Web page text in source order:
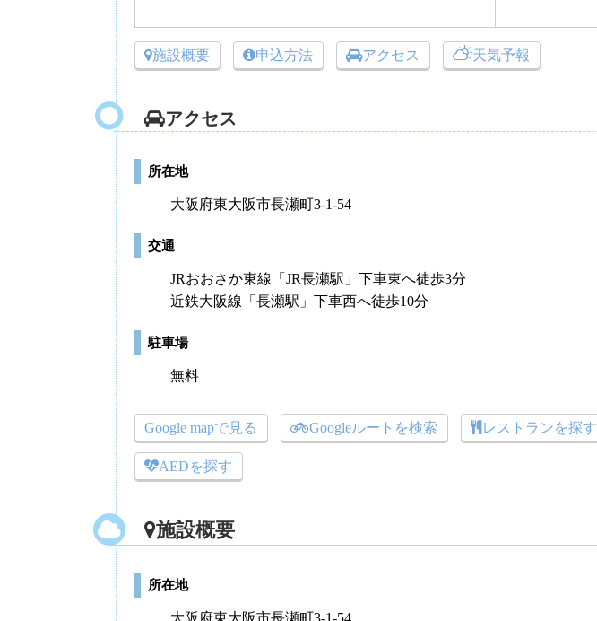
施設概要 申込方法 アクセス 天気予報
アクセス
所在地
大阪府東大阪市長瀬町3-1-54
交通
JRおおさか東線「JR長瀬駅」下車東へ徒歩3分
近鉄大阪線「長瀬駅」下車西へ徒歩10分
駐車場
無料
Google mapで見る Googleルートを検索 レストランを探す
AEDを探す
施設概要
所在地
大阪府東大阪市長瀬町3-1-54